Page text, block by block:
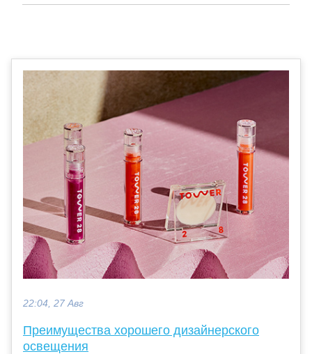
22:04, 27 Авг
Преимущества хорошего дизайнерского
освещения